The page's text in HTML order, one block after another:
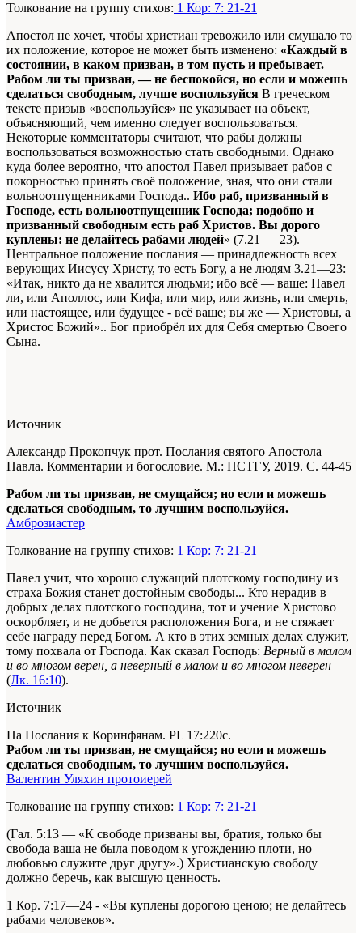
Толкование на группу стихов: 1 Кор: 7: 21-21
Апостол не хочет, чтобы христиан тревожило или смущало то
их положение, которое не может быть изменено: «Каждый в
состоянии, в каком призван, в том пусть и пребывает.
Рабом ли ты призван, — не беспокойся, но если и можешь
сделаться свободным, лучше воспользуйся В греческом
тексте призыв «воспользуйся» не указывает на объект,
объясняющий, чем именно следует воспользоваться.
Некоторые комментаторы считают, что рабы должны
воспользоваться возможностью стать свободными. Однако
куда более вероятно, что апостол Павел призывает рабов с
покорностью принять своё положение, зная, что они стали
вольноотпущенниками Господа.. Ибо раб, призванный в
Господе, есть вольноотпущенник Господа; подобно и
призванный свободным есть раб Христов. Вы дорого
куплены: не делайтесь рабами людей» (7.21 — 23).
Центральное положение послания — принадлежность всех
верующих Иисусу Христу, то есть Богу, а не людям 3.21—23:
«Итак, никто да не хвалится людьми; ибо всё — ваше: Павел
ли, или Аполлос, или Кифа, или мир, или жизнь, или смерть,
или настоящее, или будущее - всё ваше; вы же — Христовы, а
Христос Божий».. Бог приобрёл их для Себя смертью Своего
Сына.
Источник
Александр Прокопчук прот. Послания святого Апостола
Павла. Комментарии и богословие. М.: ПСТГУ, 2019. С. 44-45
Рабом ли ты призван, не смущайся; но если и можешь
сделаться свободным, то лучшим воспользуйся.
Амброзиастер
Толкование на группу стихов: 1 Кор: 7: 21-21
Павел учит, что хорошо служащий плотскому господину из
страха Божия станет достойным свободы... Кто нерадив в
добрых делах плотского господина, тот и учение Христово
оскорбляет, и не добьется расположения Бога, и не стяжает
себе награду перед Богом. А кто в этих земных делах служит,
тому похвала от Господа. Как сказал Господь: Верный в малом
и во многом верен, а неверный в малом и во многом неверен
(Лк. 16:10).
Источник
На Послания к Коринфянам. PL 17:220c.
Рабом ли ты призван, не смущайся; но если и можешь
сделаться свободным, то лучшим воспользуйся.
Валентин Уляхин протоиерей
Толкование на группу стихов: 1 Кор: 7: 21-21
(Гал. 5:13 — «К свободе призваны вы, братия, только бы
свобода ваша не была поводом к угождению плоти, но
любовью служите друг другу».) Христианскую свободу
должно беречь, как высшую ценность.
1 Кор. 7:17—24 - «Вы куплены дорогою ценою; не делайтесь
рабами человеков».